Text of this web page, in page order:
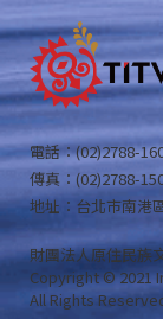
電話：(02)2788-
傳真：(02)2788-
地址：台北市南港
財團法人原住民族
Copyright © 2021
All Rights